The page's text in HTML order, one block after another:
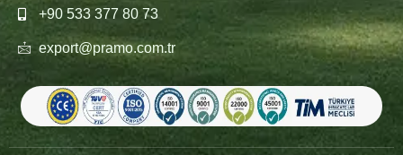
+90 533 377 80 73
export@pramo.com.tr